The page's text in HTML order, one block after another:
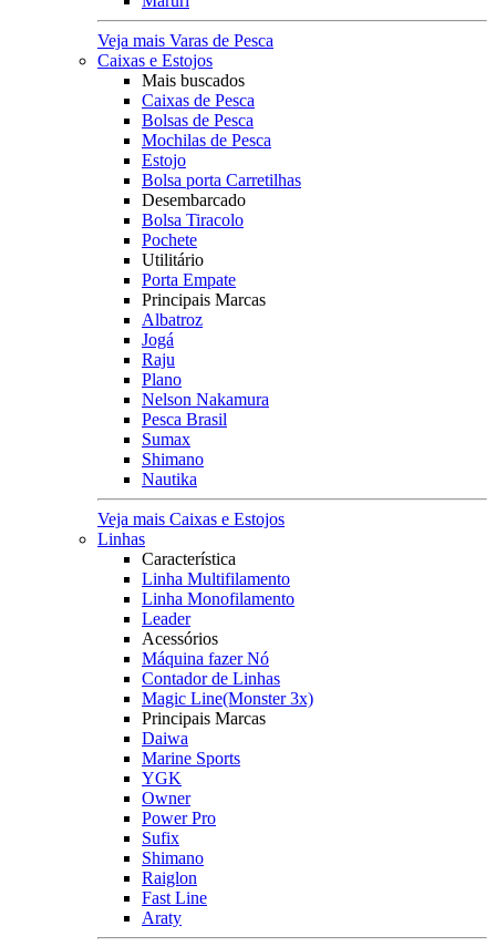
Veja mais Varas de Pesca
Caixas e Estojos
Mais buscados
Caixas de Pesca
Bolsas de Pesca
Mochilas de Pesca
Estojo
Bolsa porta Carretilhas
Desembarcado
Bolsa Tiracolo
Pochete
Utilitário
Porta Empate
Principais Marcas
Albatroz
Jogá
Raju
Plano
Nelson Nakamura
Pesca Brasil
Sumax
Shimano
Nautika
Veja mais Caixas e Estojos
Linhas
Característica
Linha Multifilamento
Linha Monofilamento
Leader
Acessórios
Máquina fazer Nó
Contador de Linhas
Magic Line(Monster 3x)
Principais Marcas
Daiwa
Marine Sports
YGK
Owner
Power Pro
Sufix
Shimano
Raiglon
Fast Line
Araty